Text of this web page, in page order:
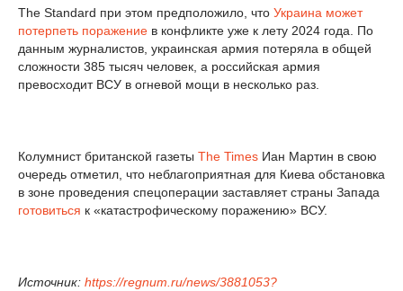
The Standard при этом предположило, что Украина может
потерпеть поражение в конфликте уже к лету 2024 года. По
данным журналистов, украинская армия потеряла в общей
сложности 385 тысяч человек, а российская армия
превосходит ВСУ в огневой мощи в несколько раз.
Колумнист британской газеты The Times Иан Мартин в свою
очередь отметил, что неблагоприятная для Киева обстановка
в зоне проведения спецоперации заставляет страны Запада
готовиться к «катастрофическому поражению» ВСУ.
Источник: https://regnum.ru/news/3881053?